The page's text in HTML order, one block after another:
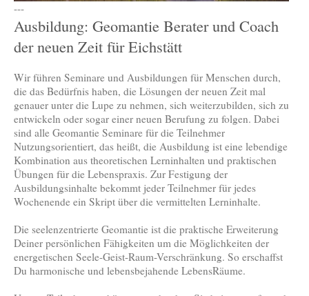
---
Ausbildung: Geomantie Berater und Coach
der neuen Zeit für Eichstätt
Wir führen Seminare und Ausbildungen für Menschen durch,
die das Bedürfnis haben, die Lösungen der neuen Zeit mal
genauer unter die Lupe zu nehmen, sich weiterzubilden, sich zu
entwickeln oder sogar einer neuen Berufung zu folgen. Dabei
sind alle Geomantie Seminare für die Teilnehmer
Nutzungsorientiert, das heißt, die Ausbildung ist eine lebendige
Kombination aus theoretischen Lerninhalten und praktischen
Übungen für die Lebenspraxis. Zur Festigung der
Ausbildungsinhalte bekommt jeder Teilnehmer für jedes
Wochenende ein Skript über die vermittelten Lerninhalte.
Die seelenzentrierte Geomantie ist die praktische Erweiterung
Deiner persönlichen Fähigkeiten um die Möglichkeiten der
energetischen Seele-Geist-Raum-Verschränkung. So erschaffst
Du harmonische und lebensbejahende LebensRäume.